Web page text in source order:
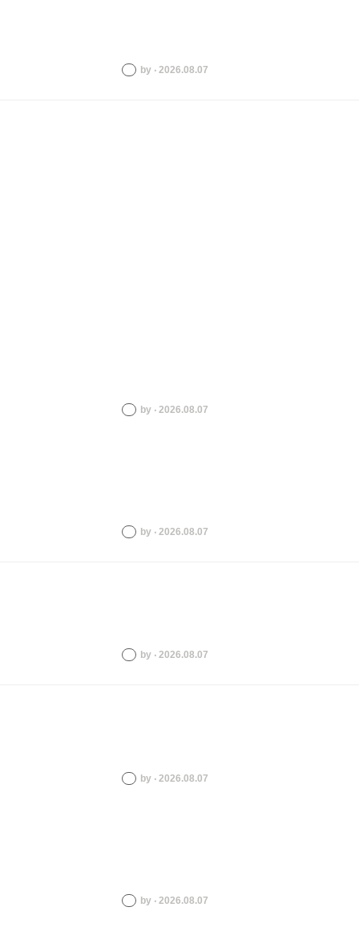
by ‧ 2026.08.07
by ‧ 2026.08.07
by ‧ 2026.08.07
by ‧ 2026.08.07
by ‧ 2026.08.07
by ‧ 2026.08.07